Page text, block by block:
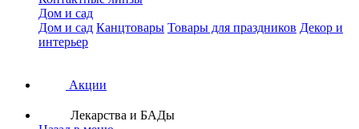
Дом и сад
Дом и сад Канцтовары Товары для праздников Декор и
интерьер
Акции
Лекарства и БАДы